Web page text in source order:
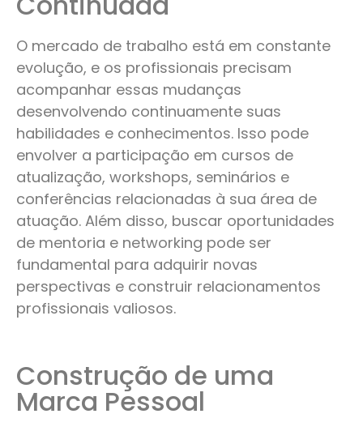
O mercado de trabalho está em constante
evolução, e os profissionais precisam
acompanhar essas mudanças
desenvolvendo continuamente suas
habilidades e conhecimentos. Isso pode
envolver a participação em cursos de
atualização, workshops, seminários e
conferências relacionadas à sua área de
atuação. Além disso, buscar oportunidades
de mentoria e networking pode ser
fundamental para adquirir novas
perspectivas e construir relacionamentos
profissionais valiosos.
Construção de uma
Marca Pessoal​